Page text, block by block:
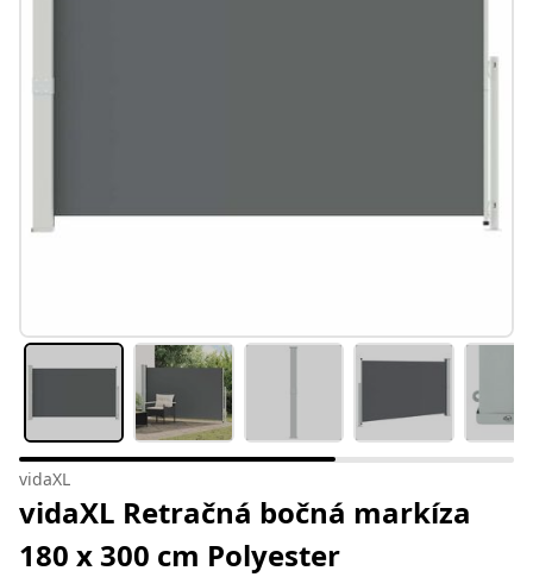
vidaXL
vidaXL Retračná bočná markíza
180 x 300 cm Polyester